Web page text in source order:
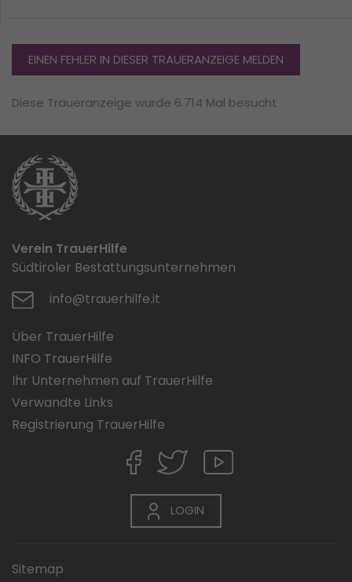
EINEN FEHLER IN DIESER TRAUERANZEIGE MELDEN
Diese Traueranzeige wurde 6.714 Mal besucht
Verein TrauerHilfe
Südtiroler Bestattungsunternehmen
info@trauerhilfe.it
Über TrauerHilfe
INFO TrauerHilfe
Ihr Unternehmen auf TrauerHilfe
Verwandte Links
Registrierung TrauerHilfe
LOGIN
Sitemap